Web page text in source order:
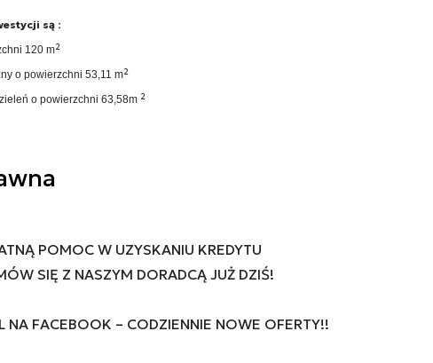
są :
120 m2
o powierzchni 53,11 m2
o powierzchni 63,58m 2
POMOC W UZYSKANIU KREDYTU
SIĘ Z NASZYM DORADCĄ JUŻ DZIŚ!
NA FACEBOOK – CODZIENNIE NOWE OFERTY!!